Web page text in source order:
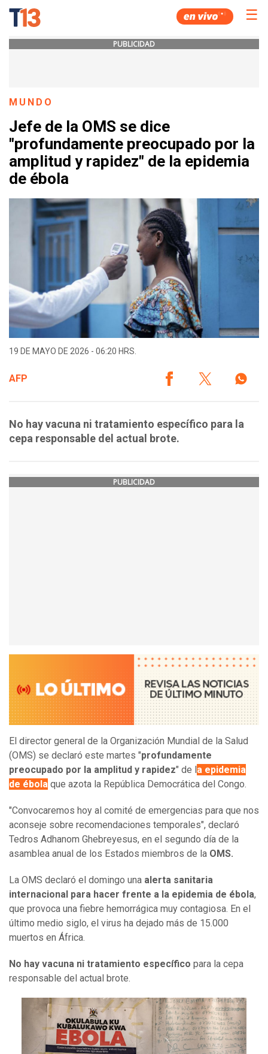
☰
PUBLICIDAD
MUNDO
Jefe de la OMS se dice
"profundamente preocupado por la
amplitud y rapidez" de la epidemia
de ébola
19 DE MAYO DE 2026 - 06:20 HRS.
AFP
No hay vacuna ni tratamiento específico para la
cepa responsable del actual brote.
PUBLICIDAD
El director general de la Organización Mundial de la Salud
(OMS) se declaró este martes "profundamente
preocupado por la amplitud y rapidez" de l a epidemia
de ébola que azota la República Democrática del Congo.
"Convocaremos hoy al comité de emergencias para que nos
aconseje sobre recomendaciones temporales", declaró
Tedros Adhanom Ghebreyesus, en el segundo día de la
asamblea anual de los Estados miembros de la OMS.
La OMS declaró el domingo una alerta sanitaria
internacional para hacer frente a la epidemia de ébola,
que provoca una fiebre hemorrágica muy contagiosa. En el
último medio siglo, el virus ha dejado más de 15.000
muertos en África.
No hay vacuna ni tratamiento específico para la cepa
responsable del actual brote.